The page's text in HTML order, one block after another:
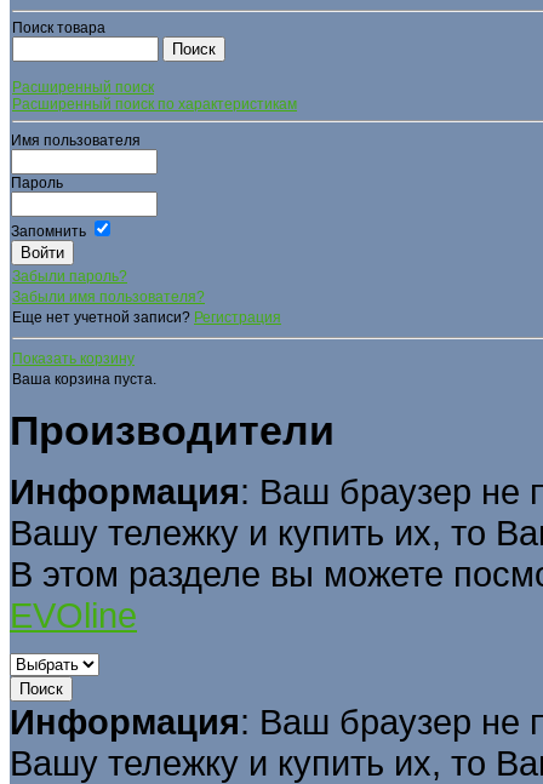
Поиск товара
Расширенный поиск
Расширенный поиск по характеристикам
Имя пользователя
Пароль
Запомнить
Забыли пароль?
Забыли имя пользователя?
Еще нет учетной записи? Регистрация
Показать корзину
Ваша корзина пуста.
Производители
Информация: Ваш браузер не
Вашу тележку и купить их, то
В этом разделе вы можете
EVOline
Информация: Ваш браузер не
Вашу тележку и купить их, то